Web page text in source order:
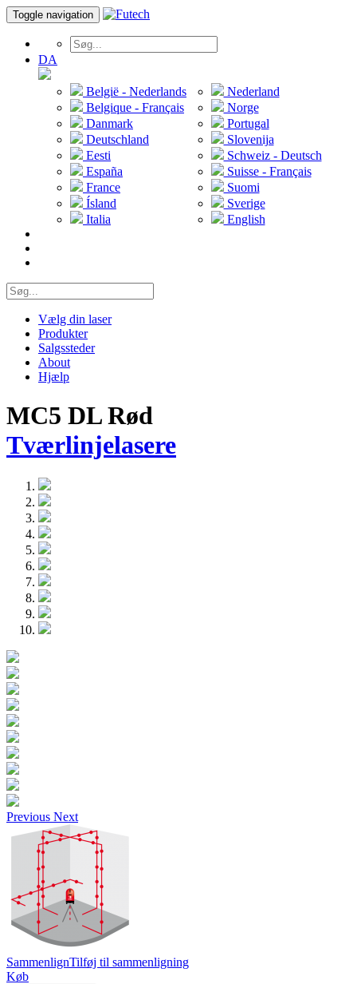
Toggle navigation
DA
België - Nederlands
Belgique - Français
Danmark
Deutschland
Eesti
España
France
Ísland
Italia
Nederland
Norge
Portugal
Slovenija
Schweiz - Deutsch
Suisse - Français
Suomi
Sverige
English
Vælg din laser
Produkter
Salgssteder
About
Hjælp
MC5 DL Rød
Tværlinjelasere
Previous Next
SammenlignTilføj til sammenligning
Køb